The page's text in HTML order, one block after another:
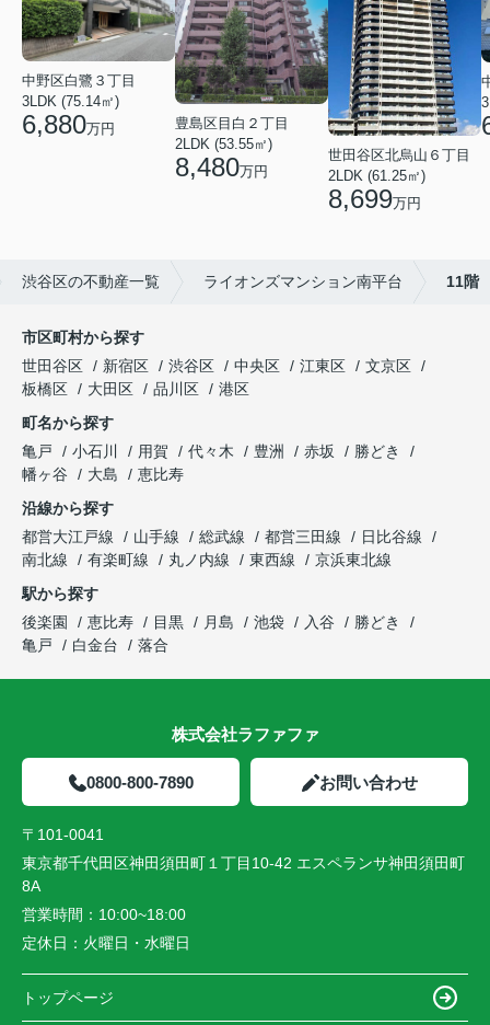
中野区白鷺３丁目
3LDK (75.14㎡)
6,880万円
豊島区目白２丁目
2LDK (53.55㎡)
8,480万円
世田谷区北烏山６丁目
2LDK (61.25㎡)
8,699万円
渋谷区の不動産一覧 ライオンズマンション南平台 11階
市区町村から探す
世田谷区
新宿区 渋谷区 中央区 江東区
文京区
板橋区
大田区 品川区
港区
町名から探す
亀戸
小石川 用賀 代々木 豊洲 赤坂
勝どき
幡ヶ谷
大島
恵比寿
沿線から探す
都営大江戸線
山手線 総武線 都営三田線
日比谷線
南北線
有楽町線 丸ノ内線 東西線
京浜東北線
駅から探す
後楽園
恵比寿 目黒 月島 池袋 入谷
勝どき
亀戸
白金台 落合
株式会社ラファファ
0800-800-7890 お問い合わせ
〒101-0041
東京都千代田区神田須田町１丁目10-42 エスペランサ神田須田町
8A
営業時間： 10:00~18:00
定休日： 火曜日・水曜日
トップページ